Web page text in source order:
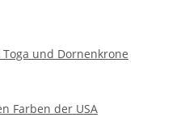
und Dornenkrone